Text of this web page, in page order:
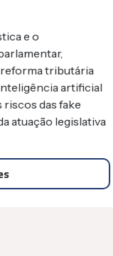
tributária
artificial
das fake
legislativa